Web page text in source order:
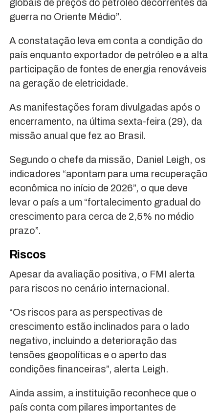
globais de preços do petróleo decorrentes da
guerra no Oriente Médio”.
A constatação leva em conta a condição do
país enquanto exportador de petróleo e a alta
participação de fontes de energia renováveis
na geração de eletricidade.
As manifestações foram divulgadas após o
encerramento, na última sexta-feira (29), da
missão anual que fez ao Brasil.
Segundo o chefe da missão, Daniel Leigh, os
indicadores “apontam para uma recuperação
econômica no início de 2026”, o que deve
levar o país a um “fortalecimento gradual do
crescimento para cerca de 2,5% no médio
prazo”.
Riscos
Apesar da avaliação positiva, o FMI alerta
para riscos no cenário internacional.
“Os riscos para as perspectivas de
crescimento estão inclinados para o lado
negativo, incluindo a deterioração das
tensões geopolíticas e o aperto das
condições financeiras”, alerta Leigh.
Ainda assim, a instituição reconhece que o
país conta com pilares importantes de